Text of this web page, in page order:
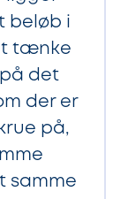
beløb i
tænke
på det
der er
på,
samme